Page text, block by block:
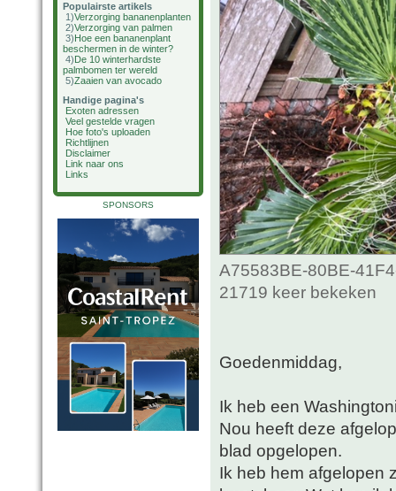
Populairste artikels
1)Verzorging bananenplanten
2)Verzorging van palmen
3)Hoe een bananenplant
beschermen in de winter?
4)De 10 winterhardste
palmbomen ter wereld
5)Zaaien van avocado
Handige pagina's
Exoten adressen
Veel gestelde vragen
Hoe foto's uploaden
Richtlijnen
Disclaimer
Link naar ons
Links
SPONSORS
A75583BE-80BE-
21719 keer bekeken
Goedenmiddag,
Ik heb een
Nou heeft deze
blad opgelopen.
Ik heb hem afgelopen